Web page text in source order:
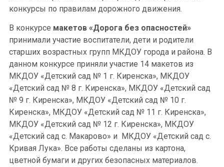
конкурсы по правилам дорожного движения.
В конкурсе макетов «Дорога без опасностей»
принимали участие воспитатели, дети и родители
старших возрастных групп МКДОУ города и района. В
данном конкурсе приняли участие 14 макетов из
МКДОУ «Детский сад № 1 г. Киренска», МКДОУ
«Детский сад № 8 г. Киренска», МКДОУ «Детский сад
№ 9 г. Киренска», МКДОУ «Детский сад № 10 г.
Киренска», МКДОУ «Детский сад № 11 г. Киренска»,
МКДОУ «Детский сад № 12 г. Киренска», МКДОУ
«Детский сад с. Макарово» и МКДОУ «Детский сад с.
Кривая Лука». Все работы сделаны из картона,
цветной бумаги и других безопасных материалов.